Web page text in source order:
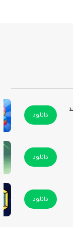
دانلود
دانلود
دانلود